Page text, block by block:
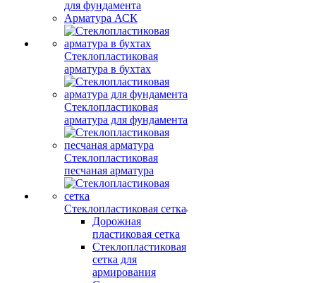
для фундамента
Арматура АСК
Стеклопластиковая
арматура в бухтах
Стеклопластиковая
арматура для фундамента
Стеклопластиковая
песчаная арматура
Стеклопластиковая сетка
Дорожная
пластиковая сетка
Стеклопластиковая
сетка для
армирования